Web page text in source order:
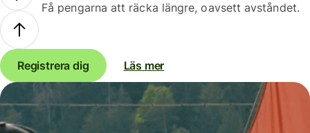
Få pengarna att räcka längre, oavsett avståndet.
Registrera dig Läs mer